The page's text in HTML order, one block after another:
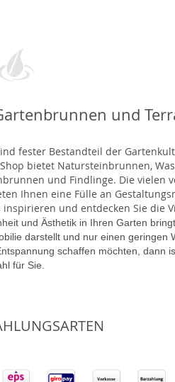
und
fester Bestandteil der
bietet Natursteinbrunnen,
und Findlinge. Die vielen
Ihnen eine Fülle an
und entdecken Sie die
und Ästhetik in Ihren Garten
darstellt und nur einen geringen
schaffen möchten, dann
für Sie.